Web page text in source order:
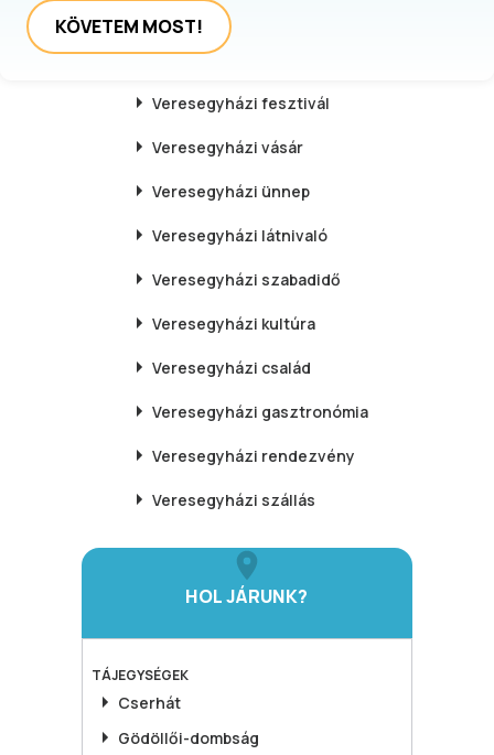
KÖVETEM MOST!
Veresegyházi fesztivál
Veresegyházi vásár
Veresegyházi ünnep
Veresegyházi látnivaló
Veresegyházi szabadidő
Veresegyházi kultúra
Veresegyházi család
Veresegyházi gasztronómia
Veresegyházi rendezvény
Veresegyházi szállás
HOL JÁRUNK?
TÁJEGYSÉGEK
Cserhát
Gödöllői-dombság